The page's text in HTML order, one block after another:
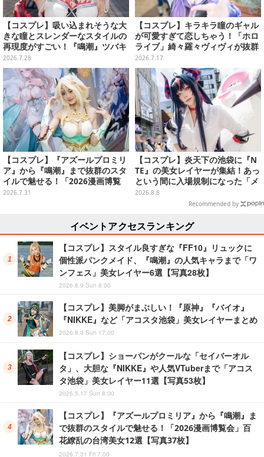
【コスプレ】吸い込まれそうな大
きな瞳とスレンダーなスタイルの
再現度がすごい！『鳴潮』ツバキ
の危険な香り漂う表情に見惚れる
【写真9枚】
2026.7.28
【コスプレ】キラキラ瞳のギャル
が可愛すぎて恋しちゃう！「ホロ
ライブ」綺々羅々ヴィヴィが抜群
のスタイルでキュートなポーズを
決める【写真8枚】
2026.7.17
【コスプレ】『アズールプロミリ
ア』から『鳴潮』まで抜群のスタ
イルで魅せる！「2026漫画博覧
会」百花繚乱の台湾美女12選【写
2026.7.31
【コスプレ】炎天下の池袋に『N
TE』の美女レイヤーが集結！あっ
という間に入場規制になった「メ
ェメェ村の大冒険」をレポート
2026.8.8
Recommended by
イベントアクセスランキング
【コスプレ】スタイル良すぎな『FF10』リュックに
個性派パンクメイド、『鳴潮』の人気キャラまで「ワ
ンフェス」美女レイヤー6選【写真28枚】
2026.8.9 Sun 8:00
【コスプレ】美脚がまぶしい！『原神』『バイオ』
『NIKKE』など「アコスタ池袋」美女レイヤーまとめ
2026.8.9 Sun 17:00
【コスプレ】ショーパンがクールな「セイバーオル
タ」、大胆な『NIKKE』や人気VTuberまで「アコス
タ池袋」美女レイヤー11選【写真53枚】
2026.5.17 Sun 8:00
【コスプレ】『アズールプロミリア』から『鳴潮』ま
で抜群のスタイルで魅せる！「2026漫画博覧会」百
花繚乱の台湾美女12選【写真37枚】
2026.7.31 Fri 7:00